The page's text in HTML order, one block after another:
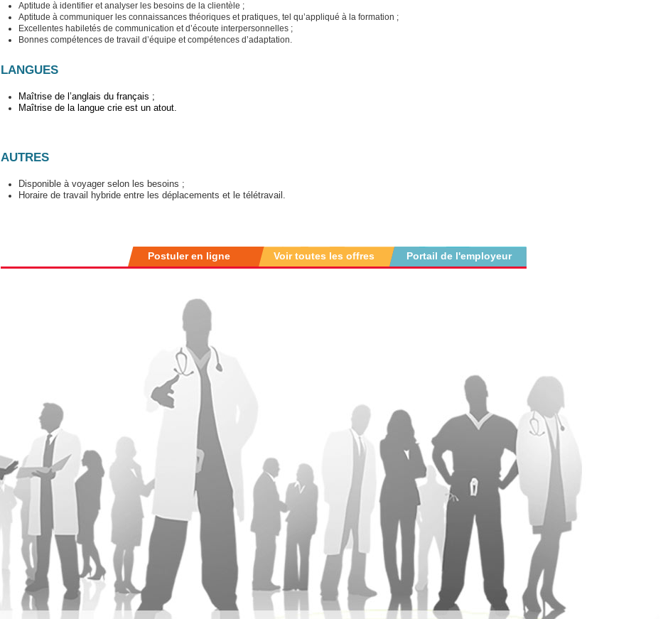
Aptitude à identifier et analyser les besoins de la clientèle ;
Aptitude à communiquer les connaissances théoriques et pratiques, tel qu’appliqué à la formation ;
Excellentes habiletés de communication et d’écoute interpersonnelles ;
Bonnes compétences de travail d’équipe et compétences d’adaptation.
LANGUES
Maîtrise de l’anglais du français ;
Maîtrise de la langue crie est un atout.
AUTRES
Disponible à voyager selon les besoins ;
Horaire de travail hybride entre les déplacements et le télétravail.
Portail de l'employeur
Voir toutes les offres
Postuler en ligne